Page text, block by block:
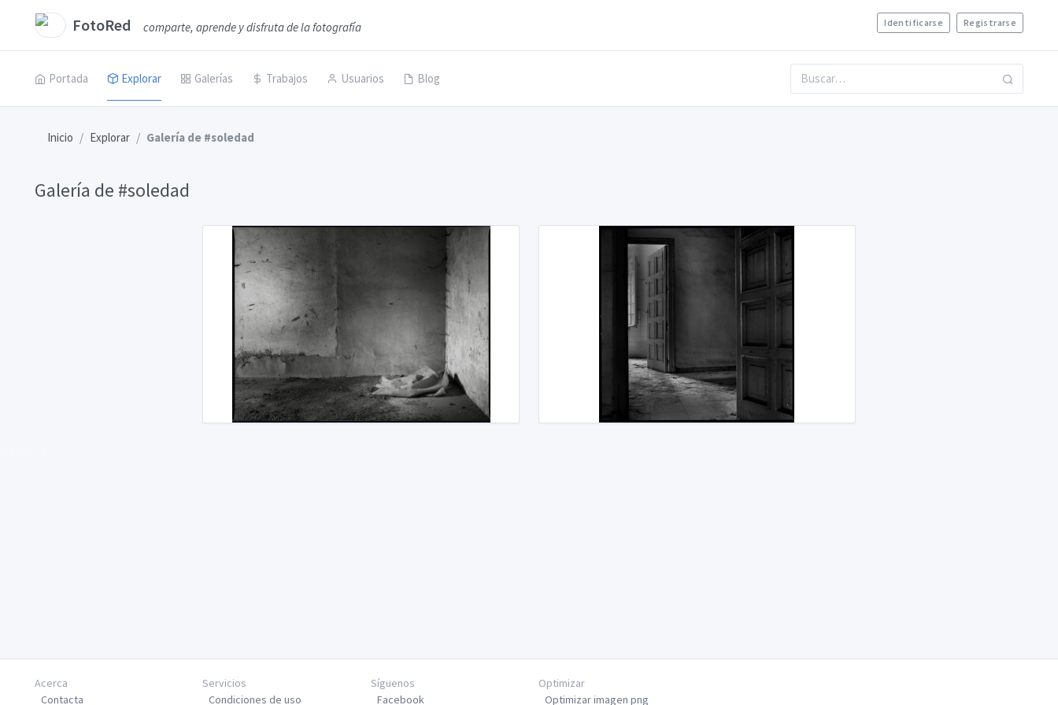
FotoRed comparte, aprende y disfruta de la fotografía Identificarse Registrarse
Portada Explorar Galerías Trabajos Usuarios Blog
Inicio Explorar Galería de #soledad
Galería de #soledad
Acerca
Contacta
Servicios
Condiciones de uso
Síguenos
Facebook
Optimizar
Optimizar imagen png